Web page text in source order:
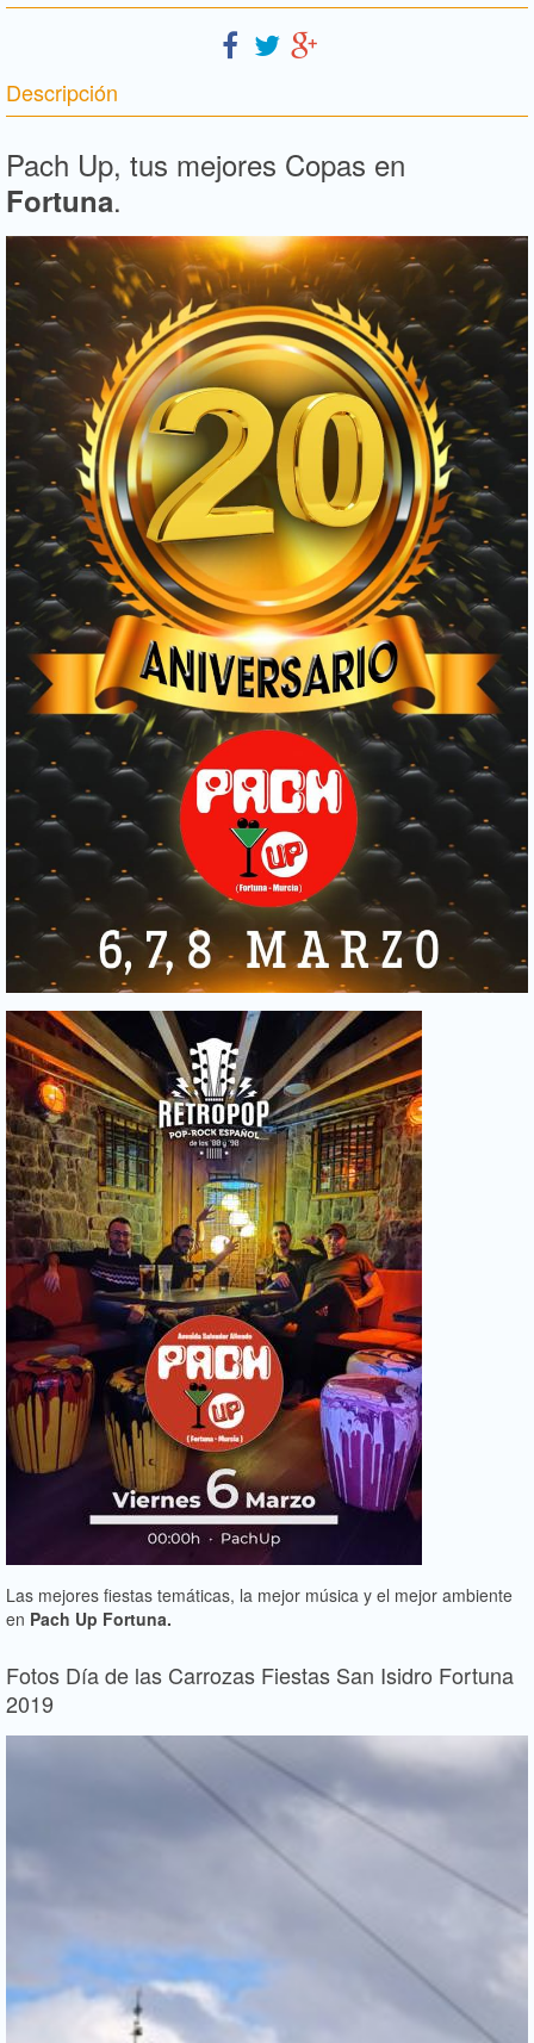
Descripción
Pach Up, tus mejores Copas en
Fortuna.
Las mejores fiestas temáticas, la mejor música y el mejor ambiente
en Pach Up Fortuna.
Fotos Día de las Carrozas Fiestas San Isidro Fortuna
2019